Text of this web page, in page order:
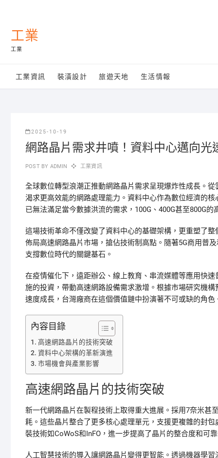
content工業
工業
工業資訊 裝潢設計 旅遊天地 生活情報
2025-10-19
網路晶片需求井噴！資料中心邁向光
POST BY ADMIN 工業資訊
全球數位轉型浪潮正推動網路晶片需求呈現爆炸性成長。
渴求更高效能的網路處理能力。資料中心作為數位經濟的
已無法滿足當今數據洪流的需求，100G、400G甚至800G
這場技術革命不僅改變了資料中心的基礎架構，更重塑了
佈局高速網路晶片市場，搶佔技術制高點。隨著5G商用普
支撐數位時代的關鍵基石。
在疫情催化下，遠距辦公、線上教育、串流媒體等應用快
施的投資，帶動高速網路設備需求激增。根據市場研究機
速度成長，台灣廠商在這個價值鏈中扮演著不可或缺的角色
內容目錄
高速網路晶片的技術突破
資料中心架構的革新演進
市場機會與產業影響
高速網路晶片的技術突破
新一代網路晶片在製程技術上取得重大進展。採用7奈米甚
耗。這些晶片整合了更多核心處理單元，支援更複雜的封
裝技術如CoWoS和InFO，進一步提高了晶片的整合度和可
人工智慧技術的導入讓網路晶片變得更智能。透過機器學